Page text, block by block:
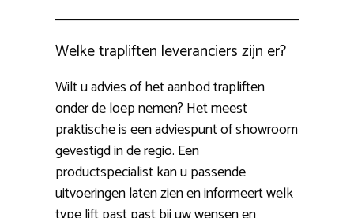
Welke trapliften leveranciers zijn er?
Wilt u advies of het aanbod trapliften
onder de loep nemen? Het meest
praktische is een adviespunt of showroom
gevestigd in de regio. Een
productspecialist kan u passende
uitvoeringen laten zien en informeert welk